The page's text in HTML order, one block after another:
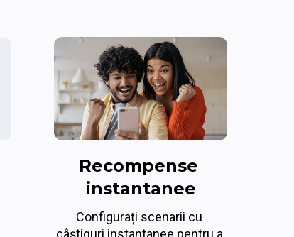
Recompense
instantanee
Configurați scenarii cu